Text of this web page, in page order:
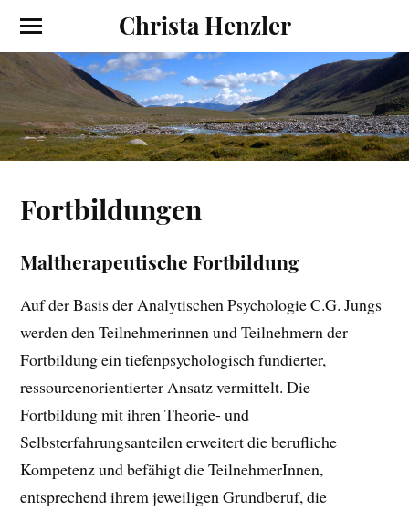
Christa Henzler
Fortbildungen
Maltherapeutische Fortbildung
Auf der Basis der Analytischen Psychologie C.G. Jungs
werden den Teilnehmerinnen und Teilnehmern der
Fortbildung ein tiefenpsychologisch fundierter,
ressourcenorientierter Ansatz vermittelt. Die
Fortbildung mit ihren Theorie- und
Selbsterfahrungsanteilen erweitert die berufliche
Kompetenz und befähigt die TeilnehmerInnen,
entsprechend ihrem jeweiligen Grundberuf, die